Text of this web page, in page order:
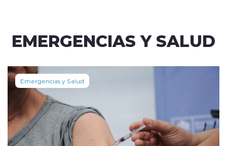
EMERGENCIAS Y SALUD
Emergencias y Salud